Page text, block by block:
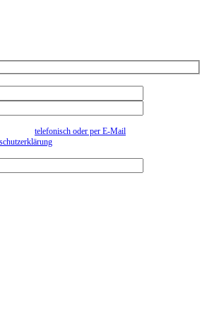
telefonisch oder per E-Mail